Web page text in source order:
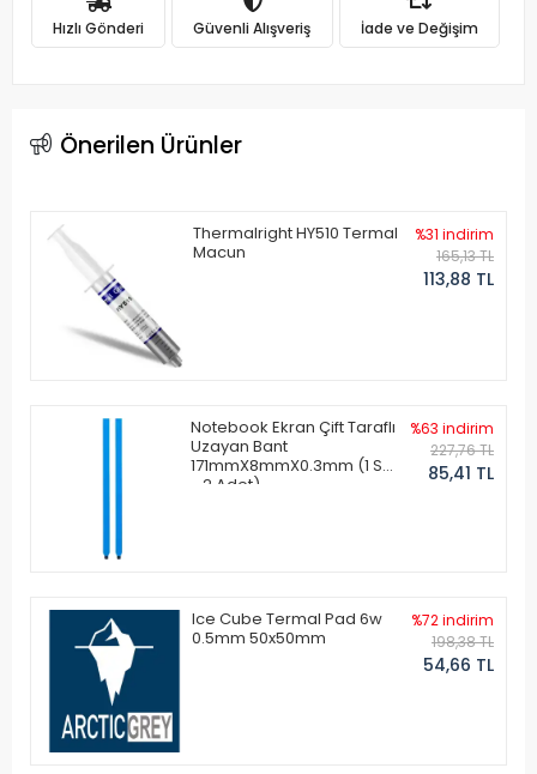
Hızlı Gönderi Güvenli Alışveriş İade ve Değişim
Önerilen Ürünler
Thermalright HY510 Termal
Macun
%31 indirim
165,13 TL
113,88 TL
Notebook Ekran Çift Taraflı
Uzayan Bant
171mmX8mmX0.3mm (1 Set
- 2 Adet)
%63 indirim
227,76 TL
85,41 TL
Ice Cube Termal Pad 6w
0.5mm 50x50mm
%72 indirim
198,38 TL
54,66 TL